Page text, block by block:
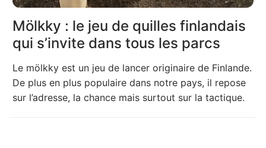
Mölkky : le jeu de quilles finlandais
qui s’invite dans tous les parcs
Le mölkky est un jeu de lancer originaire de Finlande.
De plus en plus populaire dans notre pays, il repose
sur l’adresse, la chance mais surtout sur la tactique.